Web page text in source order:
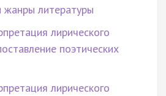
литературы
лирического
поэтических
лирического